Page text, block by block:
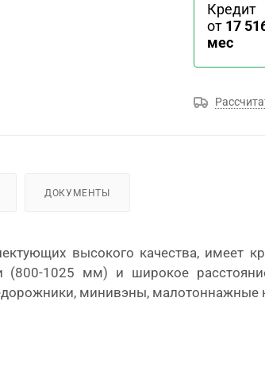
Кредит
от 17
мес
ДОКУМЕНТЫ
высокого качества, имеет
(800-1025 мм) и широкое
минивэны,